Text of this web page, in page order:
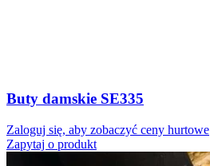
Buty damskie SE335
Zaloguj się, aby zobaczyć ceny hurtowe
Zapytaj o produkt